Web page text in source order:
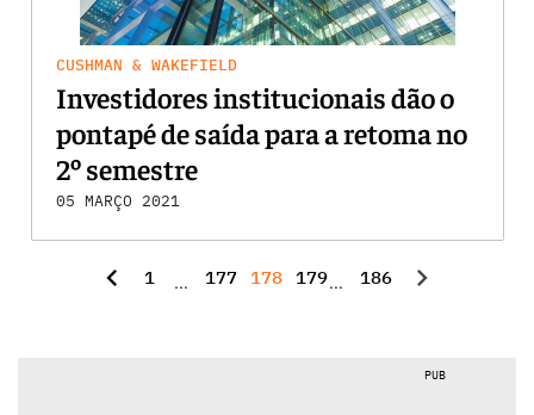
CUSHMAN & WAKEFIELD
Investidores institucionais dão o
pontapé de saída para a retoma no
2º semestre
05 MARÇO 2021
chevron_left 1 ... 177 178 179... 186 chevron_right
PUB